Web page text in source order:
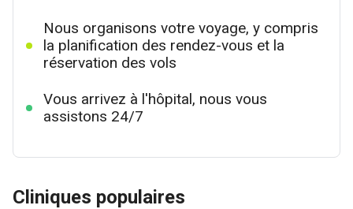
Nous organisons votre voyage, y compris
la planification des rendez-vous et la
réservation des vols
Vous arrivez à l'hôpital, nous vous
assistons 24/7
Cliniques populaires